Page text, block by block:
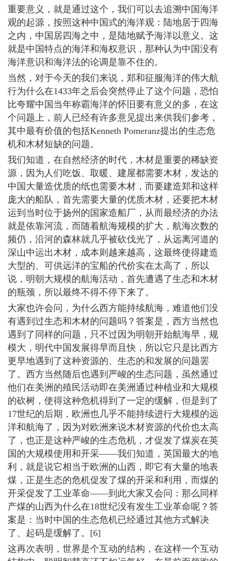
重要意义，就是通过这个，我们可以去追溯中国海洋
观的起源，按照这种中国式的海洋观：陆地居于四海
之内，中国居四海之中，是陆地赋予海洋以意义。这
就是中国特点的海洋和海权意识，那种认为中国没有
海洋意识和海洋法的论调是靠不住的。
当然，对于今天的我们来说，郑和征服海洋的伟大航
行为什么在1433年之后会突然停止了这个问题，恐怕
比夸耀中国当年称霸海洋的怀旧要有意义的多，在这
个问题上，前人已经有许多意见提出来供我们参考，
其中最有价值的包括Kenneth Pomeranz提出的生态危
机和木材短缺的问题。
我们知道，在自然经济的时代，木材是重要的稀缺资
源，因为人们吃饭、取暖、建屋都需要木材，发达的
中国大量造优质的纸也需要木材，而要建造郑和这样
庞大的船队，首先需要大量的优质木材，还要把木材
运到当时位于扬州的国家造船厂，从而最经济的办法
就是依靠河流，而随着航海规模的扩大，航海次数的
频仍，沿河的森林就几乎被砍伐光了，从远离河道的
深山中运出木材，成本则越来越高，这最终使得建造
大型的、可供远洋的宝船的代价实在太高了，所以
说，明朝大规模的航海活动，首先遭遇了生态和木材
的瓶颈，所以最终不得不停下来了。
大家也许会问，为什么西方能持续航海，难道他们没
有遇到过生态和木材的问题吗？答案是，西方当然也
遇到了同样的问题，只不过因为明朝开始航海早，规
模大，明代中国发展得早而且快，所以它只是比西方
更早地遇到了这种资源的、生态的和发展的问题罢
了。西方当然随后也遇到严峻的生态问题，虽然通过
他们在美洲的殖民活动即在美洲通过种植业和大规模
的砍树，使得这种危机得到了一定的缓解，但是到了
17世纪的后期，欧洲也几乎不能持续进行大规模的远
洋和航海了，因为对欧洲来说木材资源的代价也太高
了，也正是这种严峻的生态危机，才促发了煤炭在英
国的大规模使用和开采――我们知道，英国最大的地
利，就是说它相当于欧洲的山西，即它有大量的地表
煤，正是生态的危机促发了煤的开采和利用，而煤的
开采促发了工业革命――到此大家又会问：那么同样
产煤的山西为什么在18世纪没有发生工业革命呢？答
案是：当时中国的生态危机已经通过其他方式解决
了、起码是缓解了。[6]
这再次表明，世界是个互动的结构，在这样一个互动